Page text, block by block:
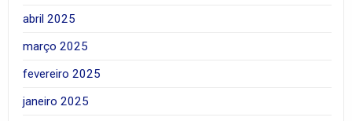
abril 2025
março 2025
fevereiro 2025
janeiro 2025